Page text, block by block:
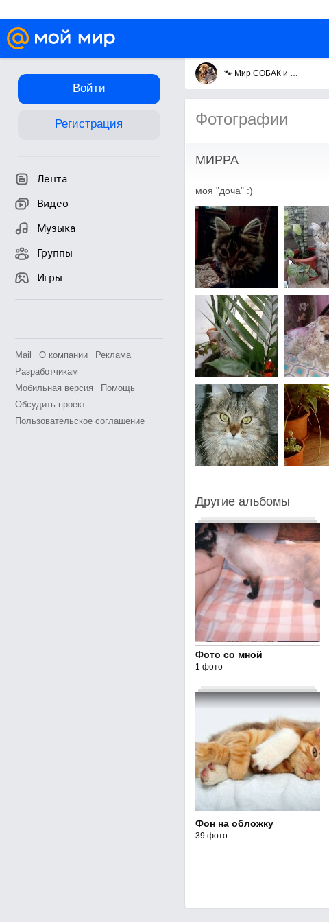
Войти
Регистрация
Лента
Видео
Музыка
Группы
Игры
Mail О компании
Реклама
Разработчикам
Мобильная версия
Помощь
Обсудить проект
Пользовательское соглашение
🐾 Мир СОБАК и КОШЕК 🐾
Фотографии
МИРРА
моя "доча" :)
Другие альбомы
Фото со мной
1 фото
Фон на обложку
39 фото